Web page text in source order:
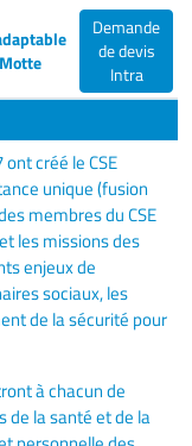
Demande
de devis
Intra
créé le CSE
unique (fusion
membres du CSE
les missions des
enjeux de
sociaux, les
de la sécurité pour
à chacun de
de la santé et de la